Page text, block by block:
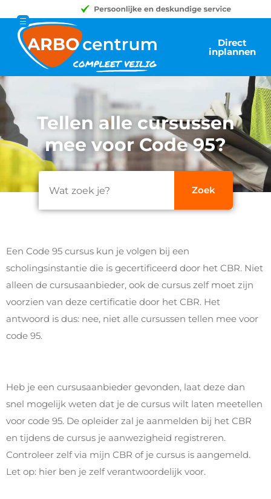
Direct
inplannen
Tellen alle cursussen
mee voor Code 95?
Een Code 95 cursus kun je volgen bij een
scholingsinstantie die is gecertificeerd door het CBR. Niet
alleen de cursusaanbieder, ook de cursus zelf moet zijn
voorzien van deze certificatie door het CBR. Het
antwoord is dus: nee, niet alle cursussen tellen mee voor
code 95.
Heb je een cursusaanbieder gevonden, laat deze dan
snel mogelijk weten dat je de cursus wilt laten meetellen
voor code 95. De opleider zal je aanmelden bij het CBR
en tijdens de cursus je aanwezigheid registreren.
Controleer zelf via mijn CBR of je cursus is aangemeld.
Let op: hier ben je zelf verantwoordelijk voor.